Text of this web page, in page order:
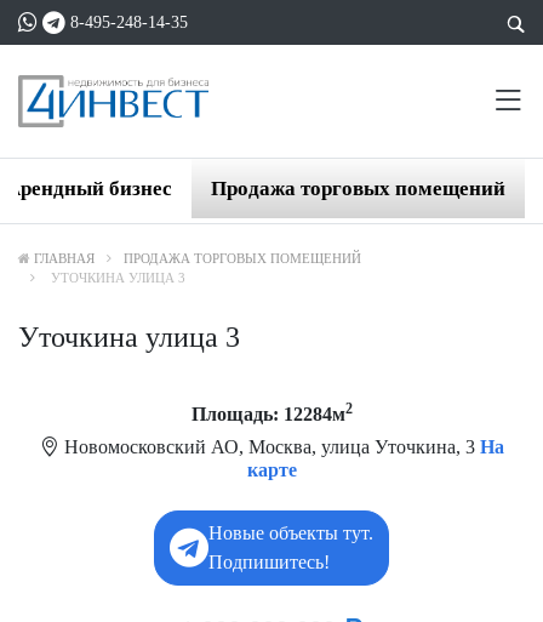
8-495-248-14-35
Арендный бизнес Продажа торговых помещений
ГЛАВНАЯ
ПРОДАЖА ТОРГОВЫХ ПОМЕЩЕНИЙ
УТОЧКИНА УЛИЦА 3
Уточкина улица 3
Площадь: 12284м2
Новомосковский АО, Москва, улица Уточкина, 3 На
карте
Новые объекты тут.
Подпишитесь!